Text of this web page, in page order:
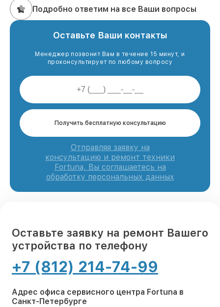
Подробно ответим на все Ваши вопросы
Оставьте Ваши контакты
Менеджер позвонит Вам в течение 15 минут, и
проконсультирует по любому вопросу
Получить бесплатную консультацию
Отправляя заявку на
консультацию и ремонт техники
Fortuna, Вы соглашаетесь на
обработку персональных данных
Оставьте заявку на ремонт Вашего
устройства по телефону
+7 (812) 214-74-99
Адрес офиса сервисного центра Fortuna в
Санкт-Петербурге